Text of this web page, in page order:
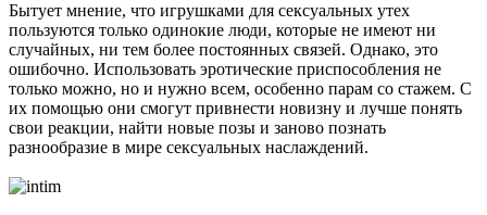
Бытует мнение, что игрушками для сексуальных утех
пользуются только одинокие люди, которые не имеют ни
случайных, ни тем более постоянных связей. Однако, это
ошибочно. Использовать эротические приспособления не
только можно, но и нужно всем, особенно парам со стажем. С
их помощью они смогут привнести новизну и лучше понять
свои реакции, найти новые позы и заново познать
разнообразие в мире сексуальных наслаждений.